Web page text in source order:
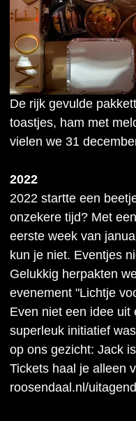
De rijk gevulde
toastjes, ham met
vielen we 31
2022
2022 startte een
onzekere tijd? Met
eerste week van
kun je niet. Eventjes
Gelukkig herpakten
evenement "Lichtje
Even niet een idee uit
superleuk initiatief
op ons gezicht: Jack
Tickets haal je alleen
roosendaal.nl/